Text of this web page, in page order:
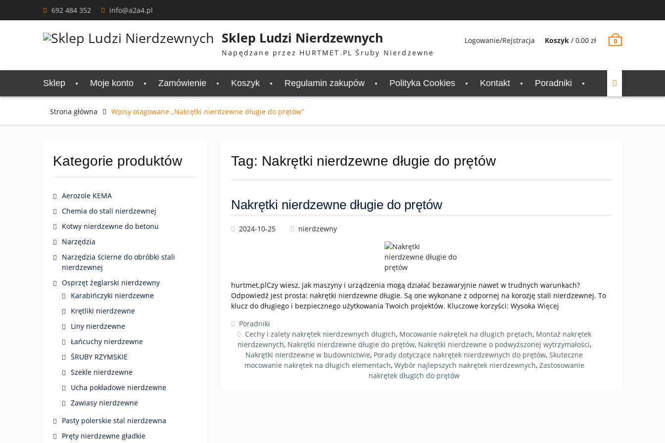
692 484 352 info@a2a4.pl
Sklep Ludzi Nierdzewnych
Napędzane przez HURTMET.PL Śruby Nierdzewne
Logowanie/Rejstracja Koszyk / 0,00 zł 0
Sklep Moje konto Zamówienie Koszyk Regulamin zakupów Polityka Cookies Kontakt Poradniki
Strona główna Wpisy otagowane „Nakrętki nierdzewne długie do prętów”
Tag: Nakrętki nierdzewne długie do prętów
Nakrętki nierdzewne długie do prętów
2024-10-25 nierdzewny
hurtmet.plCzy wiesz, jak maszyny i urządzenia mogą działać bezawaryjnie nawet w trudnych warunkach?
Odpowiedź jest prosta: nakrętki nierdzewne długie. Są one wykonane z odpornej na korozję stali nierdzewnej. To
klucz do długiego i bezpiecznego użytkowania Twoich projektów. Kluczowe korzyści: Wysoka Więcej
Poradniki
Cechy i zalety nakrętek nierdzewnych długich, Mocowanie nakrętek na długich prętach, Montaż nakrętek
nierdzewnych, Nakrętki nierdzewne długie do prętów, Nakrętki nierdzewne o podwyższonej wytrzymałości,
Nakrętki nierdzewne w budownictwie, Porady dotyczące nakrętek nierdzewnych do prętów, Skuteczne
mocowanie nakrętek na długich elementach, Wybór najlepszych nakrętek nierdzewnych, Zastosowanie
nakrętek długich do prętów
Kategorie produktów
Aerozole KEMA
Chemia do stali nierdzewnej
Kotwy nierdzewne do betonu
Narzędzia
Narzędzia ścierne do obróbki stali
nierdzewnej
Osprzęt żeglarski nierdzewny
Karabińczyki nierdzewne
Krętliki nierdzewne
Liny nierdzewne
Łańcuchy nierdzewne
ŚRUBY RZYMSKIE
Szekle nierdzewne
Ucha pokładowe nierdzewne
Zawiasy nierdzewne
Pasty polerskie stal nierdzewna
Pręty nierdzewne gładkie